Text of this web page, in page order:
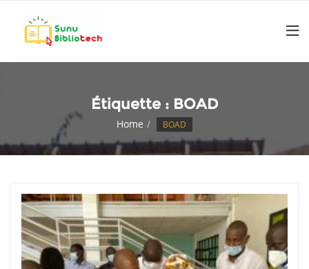
content
Étiquette : BOAD
Home BOAD